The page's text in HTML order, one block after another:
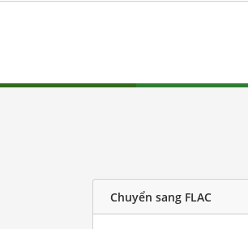
Chuyển sang FLAC